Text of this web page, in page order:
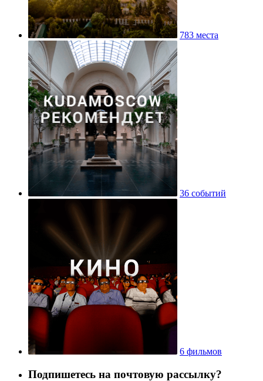
783 места
36 событий
6 фильмов
Подпишетесь на почтовую рассылку?